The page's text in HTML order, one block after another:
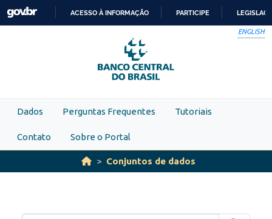
Skip to main content
PARA
O
CONTEÚDO
ACESSO À INFORMAÇÃO PARTICIPE
ENGLISH
Dados Perguntas Frequentes Tutoriais
Contato Sobre o Portal
Conjuntos de dados